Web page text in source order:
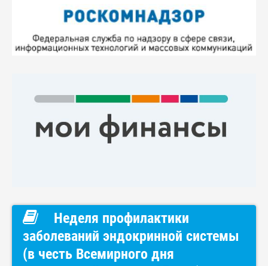
Неделя профилактики
заболеваний эндокринной системы
(в честь Всемирного дня